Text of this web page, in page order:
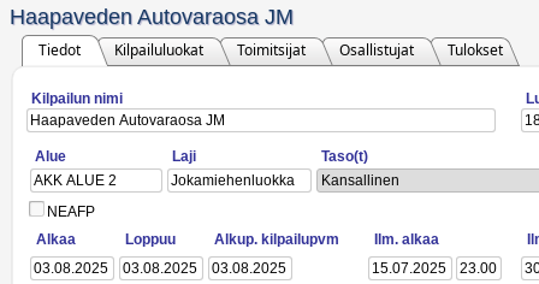
Haapaveden Autovaraosa JM
Tiedot Kilpailuluokat Toimitsijat Osallistujat Tulokset
Kilpailun nimi
Alue Laji
Taso(t)
Kansallinen
NEAFP
Alkaa
Loppuu Alkup. kilpailupvm Ilm. alkaa